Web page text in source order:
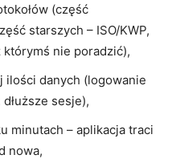
(część
starszych – ISO/KWP,
nie poradzić),
danych (logowanie
sesje),
minutach – aplikacja traci
nowa,